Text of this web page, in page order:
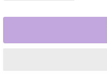
quantità
quantità